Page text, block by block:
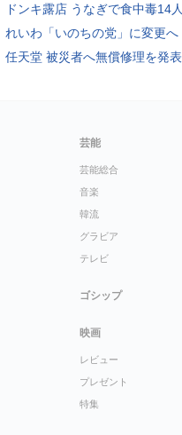
ドンキ露店 うなぎで食中毒14人
れいわ「いのちの党」に変更へ
任天堂 被災者へ無償修理を発表
芸能
芸能総合
音楽
韓流
グラビア
テレビ
ゴシップ
映画
レビュー
プレゼント
特集